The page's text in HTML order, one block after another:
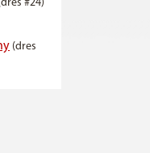
#24)
(dres